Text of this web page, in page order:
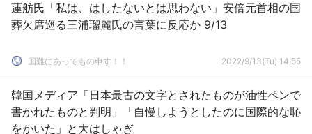
蓮舫氏「私は、はしたないとは思わない」安倍元首相の国
葬欠席巡る三浦瑠麗氏の言葉に反応か 9/13
国難にあってもの申す！！ 2022/9/13(Tu) 14:55
韓国メディア「日本最古の文字とされたものが油性ペンで
書かれたものと判明」「自慢しようとしたのに国際的な恥
をかいた」と大はしゃぎ